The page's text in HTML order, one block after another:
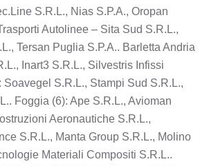
S.R.L., Nias S.P.A., Oropan
Autolinee – Sita Sud S.R.L.,
Tersan Puglia S.P.A.. Barletta Andria
Inart3 S.R.L., Silvestris Infissi
Soavegel S.R.L., Stampi Sud S.R.L.,
Foggia (6): Ape S.R.L., Avioman
Aeronautiche S.R.L.,
S.R.L., Manta Group S.R.L., Molino
Materiali Compositi S.R.L..